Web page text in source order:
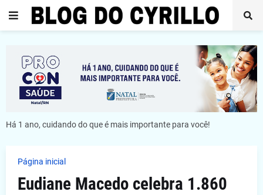
Há 1 ano, cuidando do que é mais importante para você!
Página inicial
Eudiane Macedo celebra 1.860